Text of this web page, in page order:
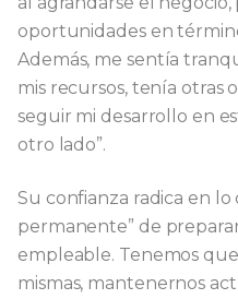
oportunidades en
Además, me sentía
mis recursos, tenía otras
seguir mi desarrollo en
otro lado”.
Su confianza radica en lo
permanente” de
empleable. Tenemos
mismas, mantenernos